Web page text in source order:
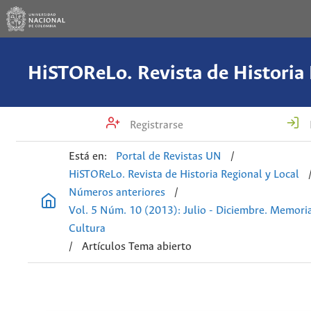
Registrarse
Está en: Portal de Revistas UN
/
HiSTOReLo. Revista de Historia Regional y Local
Números anteriores
/
Vol. 5 Núm. 10 (2013): Julio - Diciembre.
Cultura
/
Artículos Tema abierto